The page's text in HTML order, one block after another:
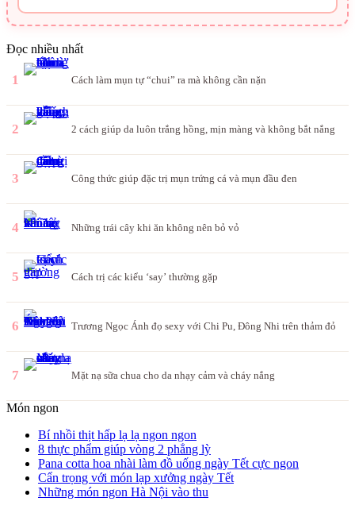
Đọc nhiều nhất
1 Cách làm mụn tự “chui” ra mà không cần nặn
2 2 cách giúp da luôn trắng hồng, mịn màng và không bắt nắng
3 Công thức giúp đặc trị mụn trứng cá và mụn đầu đen
4 Những trái cây khi ăn không nên bỏ vỏ
5 Cách trị các kiểu ‘say’ thường gặp
6 Trương Ngọc Ánh đọ sexy với Chi Pu, Đông Nhi trên thảm đỏ
7 Mặt nạ sữa chua cho da nhạy cảm và cháy nắng
Món ngon
Bí nhồi thịt hấp lạ lạ ngon ngon
8 thực phẩm giúp vòng 2 phẳng lỳ
Pana cotta hoa nhài làm đồ uống ngày Tết cực ngon
Cẩn trọng với món lạp xưởng ngày Tết
Những món ngon Hà Nội vào thu